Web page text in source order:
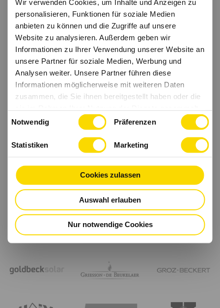
Wir verwenden Cookies, um Inhalte und Anzeigen zu
personalisieren, Funktionen für soziale Medien
anbieten zu können und die Zugriffe auf unsere
Website zu analysieren. Außerdem geben wir
Informationen zu Ihrer Verwendung unserer Website an
unsere Partner für soziale Medien, Werbung und
Analysen weiter. Unsere Partner führen diese
Informationen möglicherweise mit weiteren Daten
zusammen, die Sie ihnen bereitgestellt haben oder die
haben.
Notwendig Präferenzen
Statistiken Marketing
Cookies zulassen
Auswahl erlauben
Nur notwendige Cookies